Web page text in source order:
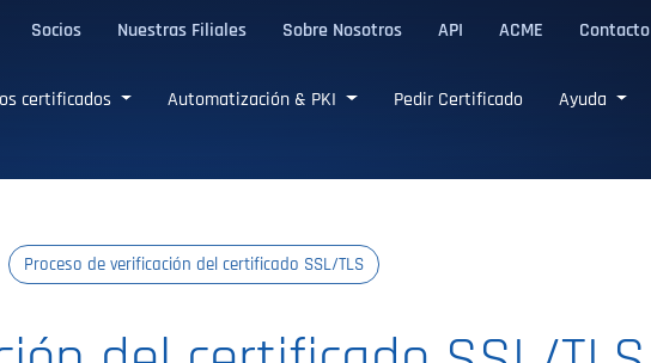
Socios Nuestras Filiales Sobre Nosotros API ACME Contacto
certificados Automatización & PKI Pedir Certificado Ayuda
Proceso de verificación del certificado SSL/TLS